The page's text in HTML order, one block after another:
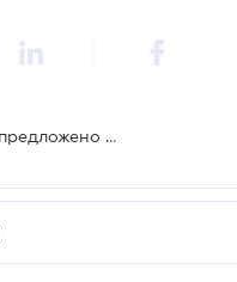
Отношение к авторским правам предложено осовременить